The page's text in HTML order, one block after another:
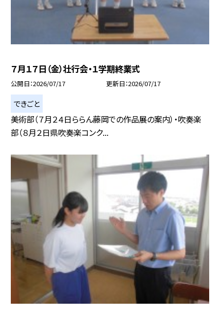
７月１７日（金）壮行会・１学期終業式
公開日 2026/07/17 更新日 2026/07/17
できごと
美術部（７月２４日ららん藤岡での作品展の案内）・吹奏楽
部（８月２日県吹奏楽コンク...